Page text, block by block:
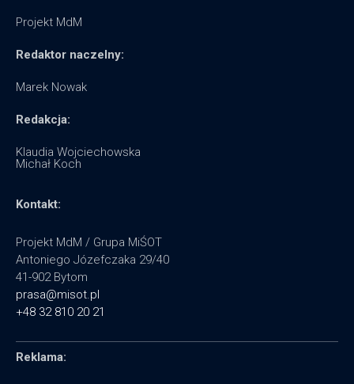
Projekt MdM
Redaktor naczelny:
Marek Nowak
Redakcja:
Klaudia Wojciechowska
Michał Koch
Kontakt:
Projekt MdM / Grupa MiŚOT
Antoniego Józefczaka 29/40
41-902 Bytom
prasa@misot.pl
+48 32 810 20 21
Reklama: